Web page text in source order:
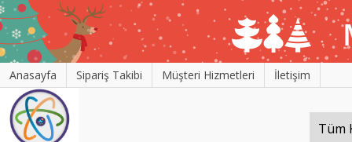
Anasayfa Sipariş Takibi Müşteri Hizmetleri İletişim